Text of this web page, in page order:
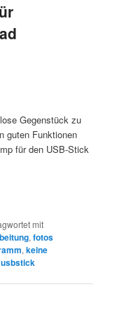
Gegenstück zu
guten Funktionen
für den USB-Stick
mit
,fotos
,keine
usbstick